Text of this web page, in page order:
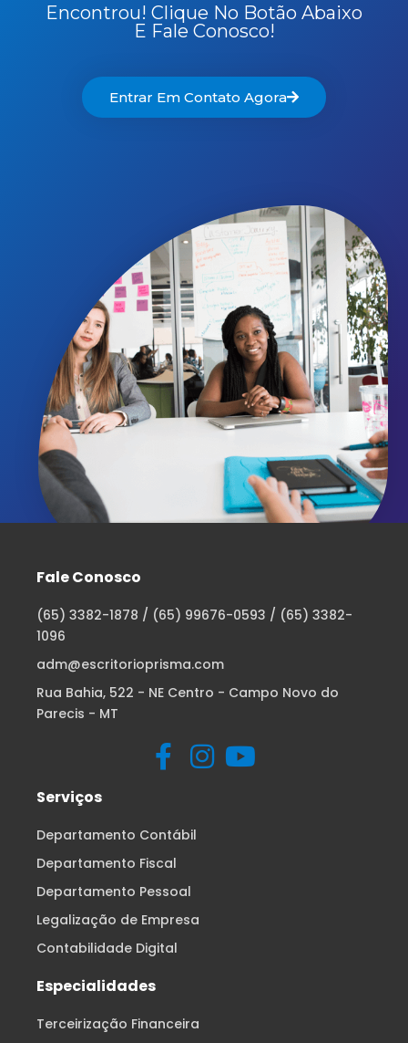
Encontrou! Clique No Botão Abaixo
E Fale Conosco!
Entrar Em Contato Agora
Fale Conosco
(65) 3382-1878 / (65) 99676-0593 / (65) 3382-
1096
adm@escritorioprisma.com
Rua Bahia, 522 - NE Centro - Campo Novo do
Parecis - MT
Serviços
Departamento Contábil
Departamento Fiscal
Departamento Pessoal
Legalização de Empresa
Contabilidade Digital
Especialidades
Terceirização Financeira